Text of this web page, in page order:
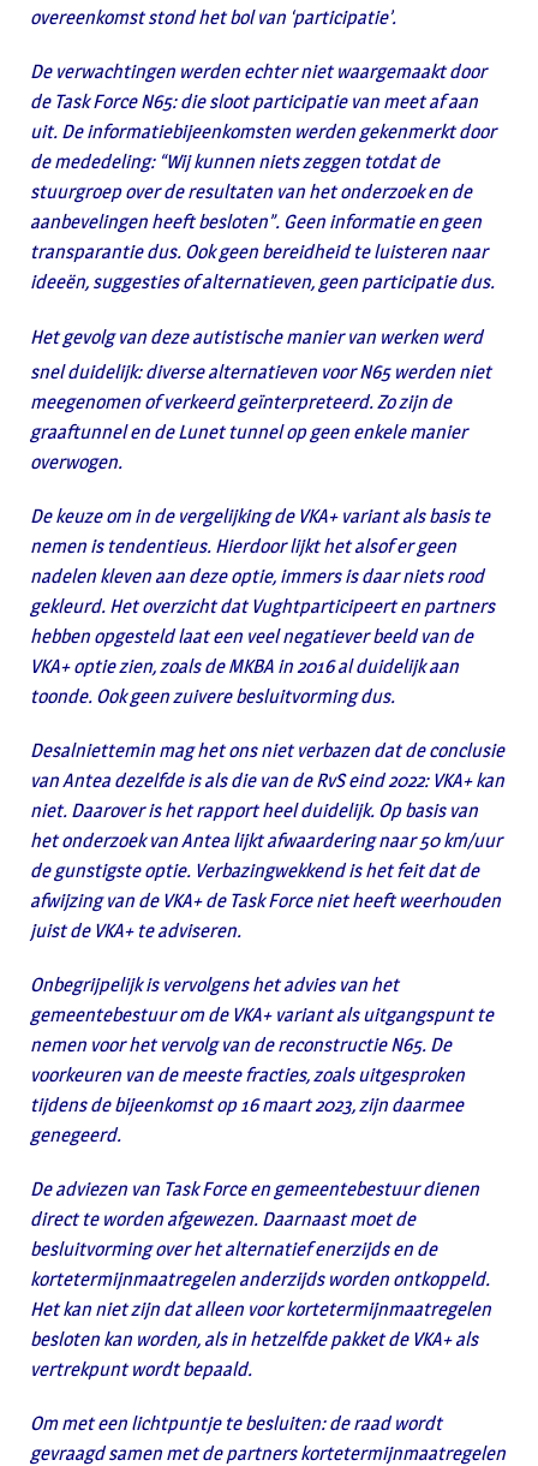
overeenkomst stond het bol van ‘participatie’.
De verwachtingen werden echter niet waargemaakt door
de Task Force N65: die sloot participatie van meet af aan
uit. De informatiebijeenkomsten werden gekenmerkt door
de mededeling: “Wij kunnen niets zeggen totdat de
stuurgroep over de resultaten van het onderzoek en de
aanbevelingen heeft besloten”. Geen informatie en geen
transparantie dus. Ook geen bereidheid te luisteren naar
ideeën, suggesties of alternatieven, geen participatie dus.
Het gevolg van deze autistische manier van werken werd
snel duidelijk: diverse alternatieven voor N65 werden niet
meegenomen of verkeerd geïnterpreteerd. Zo zijn de
graaftunnel en de Lunet tunnel op geen enkele manier
overwogen.
De keuze om in de vergelijking de VKA+ variant als basis te
nemen is tendentieus. Hierdoor lijkt het alsof er geen
nadelen kleven aan deze optie, immers is daar niets rood
gekleurd. Het overzicht dat Vughtparticipeert en partners
hebben opgesteld laat een veel negatiever beeld van de
VKA+ optie zien, zoals de MKBA in 2016 al duidelijk aan
toonde. Ook geen zuivere besluitvorming dus.
Desalniettemin mag het ons niet verbazen dat de conclusie
van Antea dezelfde is als die van de RvS eind 2022: VKA+ kan
niet. Daarover is het rapport heel duidelijk. Op basis van
het onderzoek van Antea lijkt afwaardering naar 50 km/uur
de gunstigste optie. Verbazingwekkend is het feit dat de
afwijzing van de VKA+ de Task Force niet heeft weerhouden
juist de VKA+ te adviseren.
Onbegrijpelijk is vervolgens het advies van het
gemeentebestuur om de VKA+ variant als uitgangspunt te
nemen voor het vervolg van de reconstructie N65. De
voorkeuren van de meeste fracties, zoals uitgesproken
tijdens de bijeenkomst op 16 maart 2023, zijn daarmee
genegeerd.
De adviezen van Task Force en gemeentebestuur dienen
direct te worden afgewezen. Daarnaast moet de
besluitvorming over het alternatief enerzijds en de
kortetermijnmaatregelen anderzijds worden ontkoppeld.
Het kan niet zijn dat alleen voor kortetermijnmaatregelen
besloten kan worden, als in hetzelfde pakket de VKA+ als
vertrekpunt wordt bepaald.
Om met een lichtpuntje te besluiten: de raad wordt
gevraagd samen met de partners kortetermijnmaatregelen